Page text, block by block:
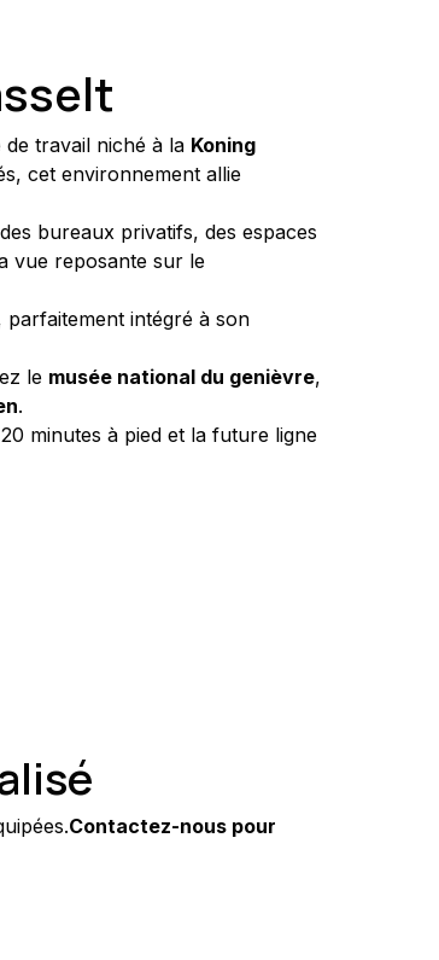
travail niché à la Koning
cet environnement allie
bureaux privatifs, des espaces
vue reposante sur le
intégré à son
le musée national du genièvre,
.
minutes à pied et la future ligne
Contactez-nous pour